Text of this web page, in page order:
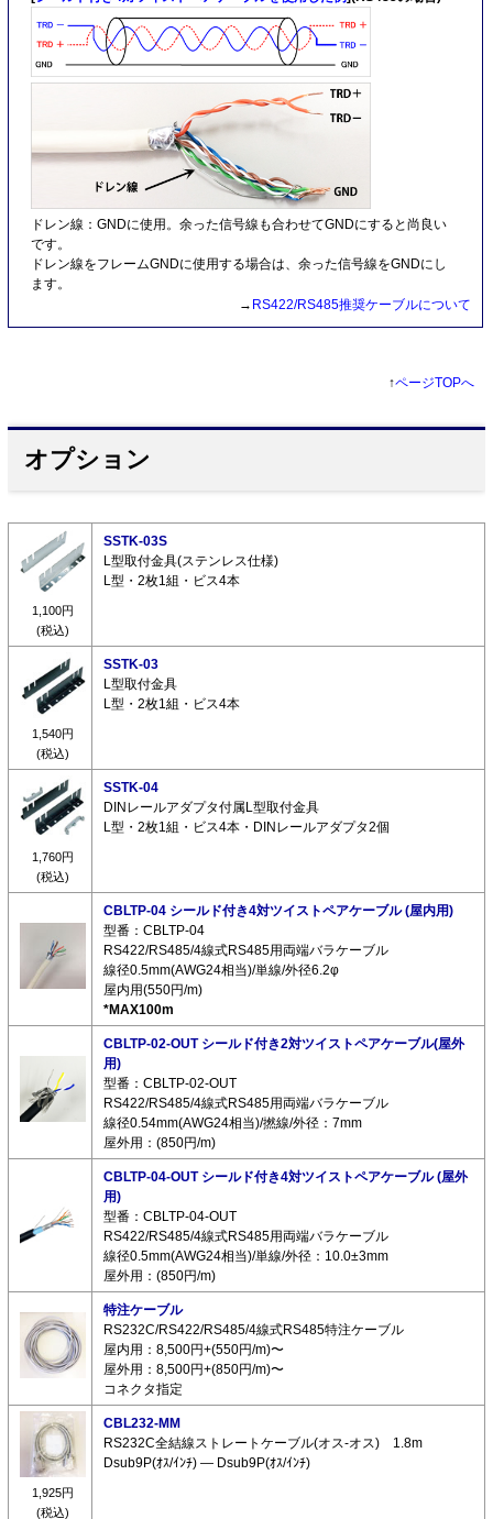
ドレン線：GNDに使用。余った信号線も合わせてGNDにすると尚良い
です。
ドレン線をフレームGNDに使用する場合は、余った信号線をGNDにし
ます。
→ RS422/RS485推奨ケーブルについて
↑ページTOPへ
オプション
1,100円
(税込)
SSTK-03S
L型取付金具(ステンレス仕様)
L型・2枚1組・ビス4本
1,540円
(税込)
SSTK-03
L型取付金具
L型・2枚1組・ビス4本
1,760円
(税込)
SSTK-04
DINレールアダプタ付属L型取付金具
L型・2枚1組・ビス4本・DINレールアダプタ2個
CBLTP-04 シールド付き4対ツイストペアケーブル (屋内用)
型番：CBLTP-04
RS422/RS485/4線式RS485用両端バラケーブル
線径0.5mm(AWG24相当)/単線/外径6.2φ
屋内用(550円/m)
*MAX100m
CBLTP-02-OUT シールド付き2対ツイストペアケーブル(屋外
用)
型番：CBLTP-02-OUT
RS422/RS485/4線式RS485用両端バラケーブル
線径0.54mm(AWG24相当)/撚線/外径：7mm
屋外用：(850円/m)
CBLTP-04-OUT シールド付き4対ツイストペアケーブル (屋外
用)
型番：CBLTP-04-OUT
RS422/RS485/4線式RS485用両端バラケーブル
線径0.5mm(AWG24相当)/単線/外径：10.0±3mm
屋外用：(850円/m)
特注ケーブル
RS232C/RS422/RS485/4線式RS485特注ケーブル
屋内用：8,500円+(550円/m)〜
屋外用：8,500円+(850円/m)〜
コネクタ指定
1,925円
(税込)
CBL232-MM
RS232C全結線ストレートケーブル(オス-オス) 1.8m
Dsub9P(ｵｽ/ｲﾝﾁ) ― Dsub9P(ｵｽ/ｲﾝﾁ)